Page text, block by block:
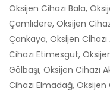
Oksijen Cihazı Bala,
Çamlıdere, Oksijen
Çankaya, Oksijen
Cihazı Etimesgut,
Gölbaşı, Oksijen Cihazı
Cihazı Elmadağ, Oksijen